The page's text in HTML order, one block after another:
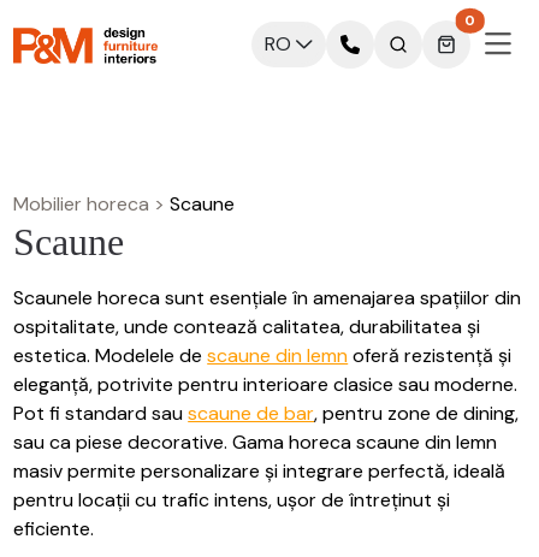
RO
0
Mobilier horeca > Scaune
Scaune
Scaunele horeca sunt esențiale în amenajarea spațiilor din
ospitalitate, unde contează calitatea, durabilitatea și
estetica. Modelele descaune din lemnoferă rezistență și
eleganță, potrivite pentru interioare clasice sau moderne.
Pot fi standard sauscaune de bar, pentru zone de dining,
sau ca piese decorative. Gama horeca scaune din lemn
masiv permite personalizare și integrare perfectă, ideală
pentru locații cu trafic intens, ușor de întreținut și
eficiente.